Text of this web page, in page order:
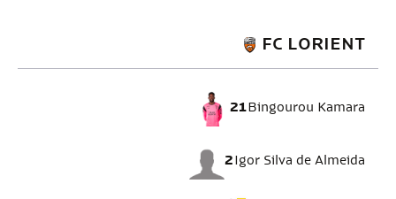
FC LORIENT
Bingourou Kamara
21
Igor Silva de Almeida
2